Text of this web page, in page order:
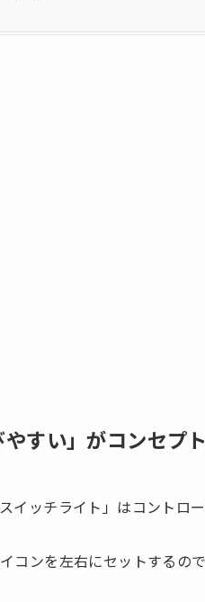
やすい」がコンセプ
イッチライト」はコントロ
コンを左右にセットするの